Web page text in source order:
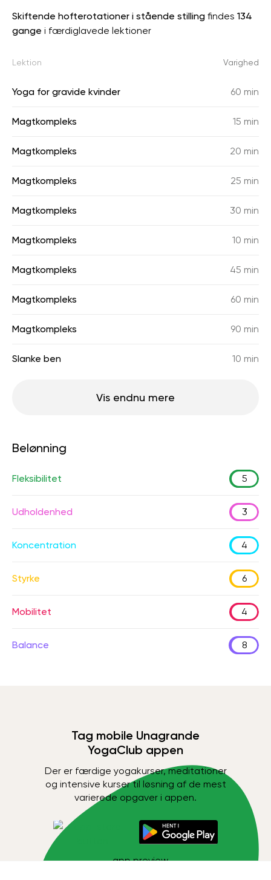
Skiftende hofterotationer i stående stilling findes 134
gange i færdiglavede lektioner
Lektion Varighed
Yoga for gravide kvinder 60 min
Magtkompleks 15 min
Magtkompleks 20 min
Magtkompleks 25 min
Magtkompleks 30 min
Magtkompleks 10 min
Magtkompleks 45 min
Magtkompleks 60 min
Magtkompleks 90 min
Slanke ben 10 min
Vis endnu mere
Belønning
Fleksibilitet 5
Udholdenhed 3
Koncentration 4
Styrke 6
Mobilitet 4
Balance 8
Tag mobile Unagrande
YogaClub appen
Der er færdige yogakurser, meditationer
og intensive kurser til løsning af de mest
varierede opgaver i appen.